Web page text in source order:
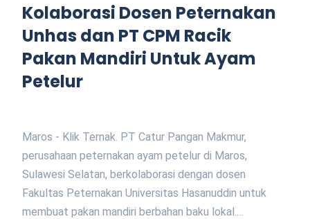
Kolaborasi Dosen Peternakan
Unhas dan PT CPM Racik
Pakan Mandiri Untuk Ayam
Petelur
Maros - Klik Ternak. PT Catur Pangan Makmur,
perusahaan peternakan ayam petelur di Maros,
Sulawesi Selatan, berkolaborasi dengan dosen
Fakultas Peternakan Universitas Hasanuddin untuk
membuat pakan mandiri berbahan baku lokal.…